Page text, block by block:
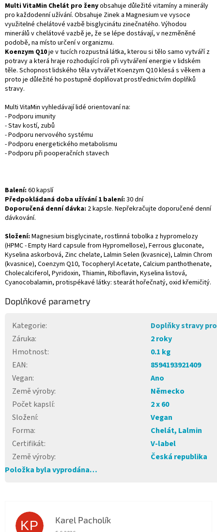
Multi VitaMin Chelát pro ženyobsahuje důležité vitamíny a minerály
pro každodenní užívání. Obsahuje Zinek a Magnesium ve vysoce
využitelné chelátové vazbě bisglycinátu zinečnatého. Výhodou
minerálů v chelátové vazbě je, že se lépe dostávají, v nezměněné
podobě, na místo určení v organizmu.
Koenzym Q10je v tucích rozpustná látka, kterou si tělo samo vytváří z
potravy a která hraje rozhodující roli při vytváření energie v lidském
těle. Schopnost lidského těla vytvářet Koenzym Q10 klesá s věkem a
proto je důležité ho postupně doplňovat prostřednictvím doplňků
stravy.
Multi VitaMin vyhledávají lidé orientovaní na:
- Podporu imunity
- Stav kostí, zubů
- Podporu nervového systému
- Podporu energetického metabolismu
- Podporu při pooperačních stavech
Balení: 60 kapslí
Předpokládaná doba užívání 1 balení: 30 dní
Doporučená denní dávka: 2 kapsle. Nepřekračujte doporučené denní
dávkování.
Složení: Magnesium bisglycinate, rostlinná tobolka z hypromelozy
(HPMC - Empty Hard capsule from Hypromellose), Ferrous gluconate,
Kyselina askorbová, Zinc chelate, Lalmin Selen (kvasnice), Lalmin Chrom
(kvasnice), Coenzym Q10, Tocopheryl Acetate, Calcium panthothenate,
Cholecalciferol, Pyridoxin, Thiamin, Riboflavin, Kyselina listová,
Cyanocobalamin, protispékavé látky: stearát hořečnatý, oxid křemičitý.
Doplňkové parametry
Kategorie:
Doplňky stravy
Záruka:
2 roky
Hmotnost:
0.1 kg
EAN:
8594193921409
Vegan:
Ano
Země výroby:
Německo
Počet kapslí:
2 x 60
Složení:
Vegan
Forma:
Chelát, Lalmin
Certifikát:
V-label
Země výroby:
Česká republika
Položka byla vyprodána…
KP Karel Pacholík